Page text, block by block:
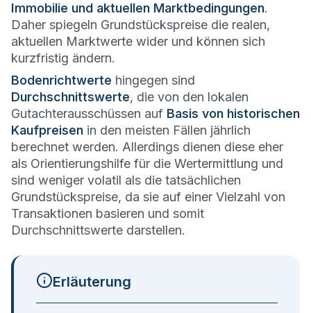
Immobilie und aktuellen Marktbedingungen.
Daher spiegeln Grundstückspreise die realen,
aktuellen Marktwerte wider und können sich
kurzfristig ändern.
Bodenrichtwerte hingegen sind
Durchschnittswerte, die von den lokalen
Gutachterausschüssen auf Basis von historischen
Kaufpreisen in den meisten Fällen jährlich
berechnet werden. Allerdings dienen diese eher
als Orientierungshilfe für die Wertermittlung und
sind weniger volatil als die tatsächlichen
Grundstückspreise, da sie auf einer Vielzahl von
Transaktionen basieren und somit
Durchschnittswerte darstellen.
Erläuterung